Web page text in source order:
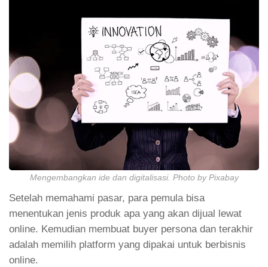
Mengembangkan ide dan digitalisasi. Photo by Pixabay
Setelah memahami pasar, para pemula bisa
menentukan jenis produk apa yang akan dijual lewat
online. Kemudian membuat buyer persona dan terakhir
adalah memilih platform yang dipakai untuk berbisnis
online.